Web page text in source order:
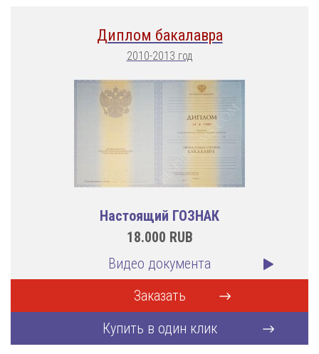
Диплом бакалавра
2010-2013 год
Настоящий ГОЗНАК
18.000 RUB
Видео документа
Заказать
Купить в один клик